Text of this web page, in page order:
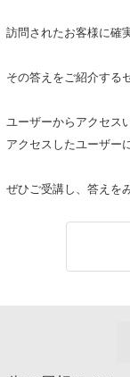
訪問されたお客様に確
その答えをご紹介する
ユーザーからアクセス
アクセスしたユーザー
ぜひご受講し、答えを